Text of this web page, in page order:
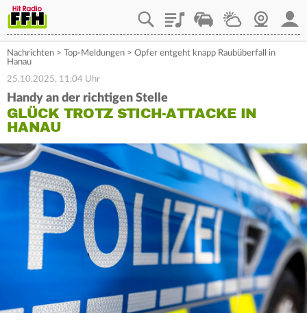
PlaylistStaupilotWetterWebcam
Nachrichten > Top-Meldungen > Opfer entgeht knapp Raubüberfall in
Hanau
25.10.2025, 11:04 Uhr
Handy an der richtigen Stelle
GLÜCK TROTZ STICH-ATTACKE IN
HANAU